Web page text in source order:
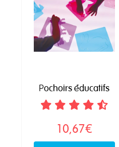
Pochoirs éducatifs
10,67€